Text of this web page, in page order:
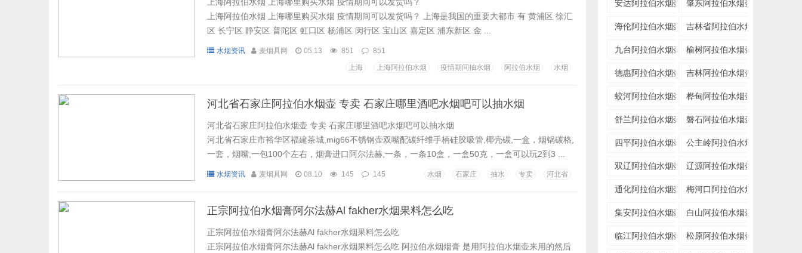
上海阿拉伯水烟 上海哪里购买水烟 疫情期间可以发货吗？ 上海是我国的重要大都市 有 黄浦区 徐汇
区 长宁区 静安区 普陀区 虹口区 杨浦区 闵行区 宝山区 嘉定区 浦东新区 金 ...
水烟资讯 麦烟具网 05.13 851
851
上海
上海阿拉伯水烟 疫情期间抽水烟 阿拉伯水烟 水烟
河北省石家庄阿拉伯水烟壶 专卖 石家庄哪里酒吧水烟吧可以抽水烟
河北省石家庄阿拉伯水烟壶 专卖 石家庄哪里酒吧水烟吧可以抽水烟
河北省石家庄市裕华区福建茶城,mig66不锈钢壶双嘴配碳纤维手柄硅胶吸管,椰壳碳,一盒，烟锅碳格,
一套，烟嘴,一包100个左右，烟膏进口阿尔法赫,一条，一条10盒，一盒50克，一盒可以玩2到3 ...
水烟资讯 麦烟具网 08.10 145 145 水烟 石家庄 抽水 专卖 河北省
正宗阿拉伯水烟膏阿尔法赫Al fakher水烟果料怎么吃
正宗阿拉伯水烟膏阿尔法赫Al fakher水烟果料怎么吃
正宗阿拉伯水烟膏阿尔法赫Al fakher水烟果料怎么吃 阿拉伯水烟烟膏 是用阿拉伯水烟壶来用的然后
安达阿拉伯水烟壶专卖店肇东阿拉伯水烟壶专卖店
海伦阿拉伯水烟壶专卖店吉林省阿拉伯水烟壶专卖店
九台阿拉伯水烟壶专卖店榆树阿拉伯水烟壶专卖店
德惠阿拉伯水烟壶专卖店吉林阿拉伯水烟壶专卖店
蛟河阿拉伯水烟壶专卖店桦甸阿拉伯水烟壶专卖店
舒兰阿拉伯水烟壶专卖店磐石阿拉伯水烟壶专卖店
四平阿拉伯水烟壶专卖店公主岭阿拉伯水烟壶专卖店
双辽阿拉伯水烟壶专卖店辽源阿拉伯水烟壶专卖店
通化阿拉伯水烟壶专卖店梅河口阿拉伯水烟壶专卖店
集安阿拉伯水烟壶专卖店白山阿拉伯水烟壶专卖店
临江阿拉伯水烟壶专卖店松原阿拉伯水烟壶专卖店